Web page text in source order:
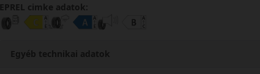
EPREL cimke adatok:
Egyéb technikai adatok